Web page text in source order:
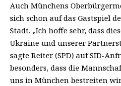
Auch Münchens
sich schon auf das Gastspiel
Stadt. „Ich hoffe sehr, dass
Ukraine und unserer
sagte Reiter (SPD) auf SID-
besonders, dass die
uns in München bestreiten